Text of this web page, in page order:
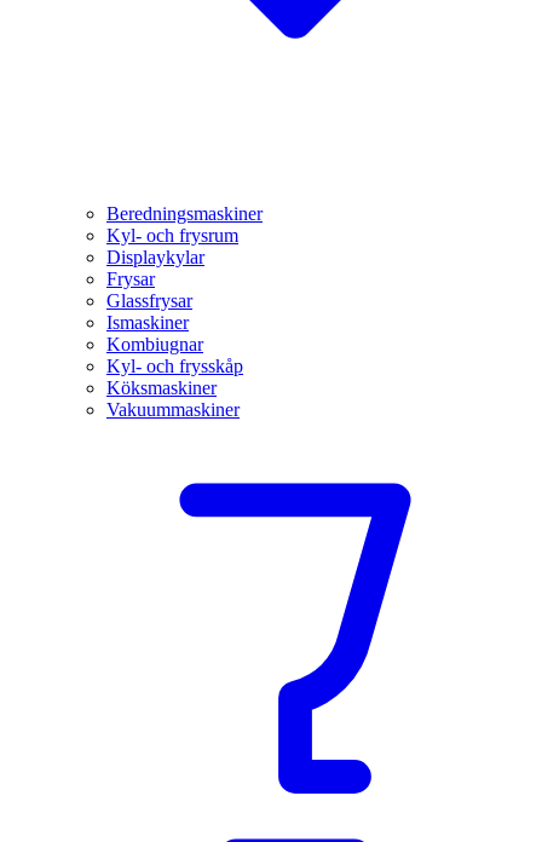
Beredningsmaskiner
Kyl- och frysrum
Displaykylar
Frysar
Glassfrysar
Ismaskiner
Kombiugnar
Kyl- och frysskåp
Köksmaskiner
Vakuummaskiner